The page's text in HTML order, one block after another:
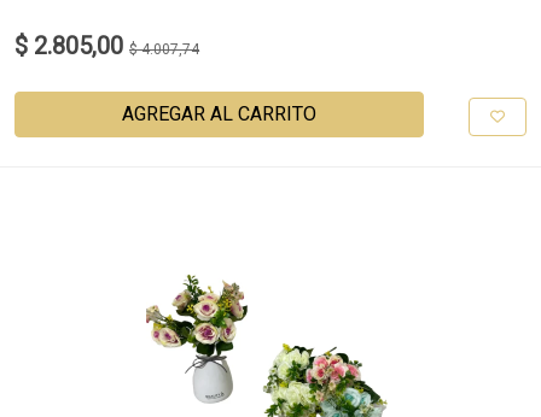
$ 2.805,00 $ 4.007,74
AGREGAR AL CARRITO